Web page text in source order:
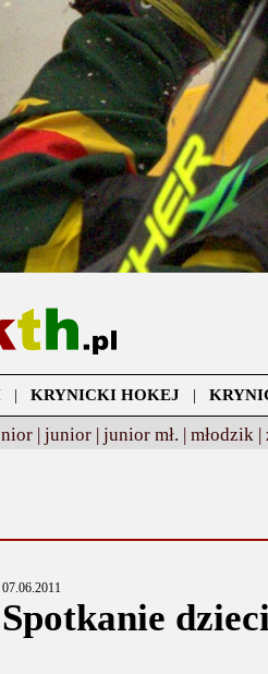
| KRYNICKI HOKEJ |
| junior | junior mł. | młodzik |
07.06.2011
Spotkanie